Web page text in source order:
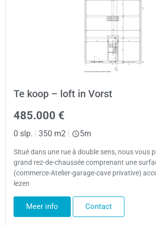
Te koop – loft in Vorst
485.000 €
0 slp. | 350 m2 | 5m
Situé dans une rue à double sens, nous vous
grand rez-de-chaussée comprenant une
(commerce-Atelier-garage-cave privative)
lezen
Meer info Contact